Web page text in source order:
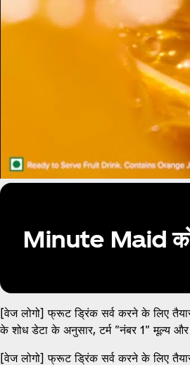
Minute Maid को
[वेज लोगो] फ्रूट ड्रिंक सर्व करने के लिए
के शोध डेटा के अनुसार, टर्म "नंबर 1" मूल्य
[वेज लोगो] फ्रूट ड्रिंक सर्व करने के लिए